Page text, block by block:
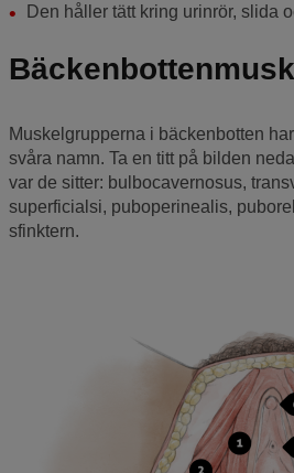
Den håller tätt kring urinrör, slida
Muskelgrupperna i bäckenbotten
svåra namn. Ta en titt på bilden
var de sitter: bulbocavernosus,
superficialsi, puboperinealis,
sfinktern.